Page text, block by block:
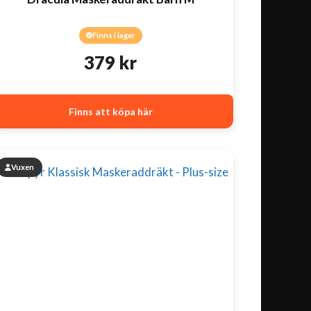
Finns i lager
379 kr
Finns att köpa här
Vuxen